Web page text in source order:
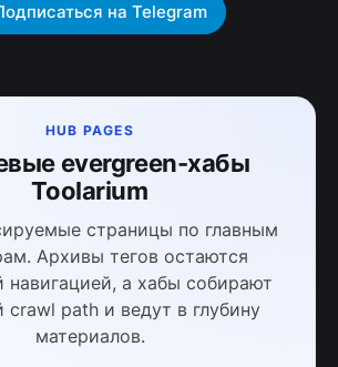
на Telegram
HUB PAGES
evergreen-хабы
Toolarium
страницы по главным
Архивы тегов остаются
навигацией, а хабы собирают
crawl path и ведут в глубину
материалов.